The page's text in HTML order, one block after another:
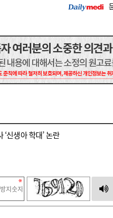
신생아 학대’ 논란